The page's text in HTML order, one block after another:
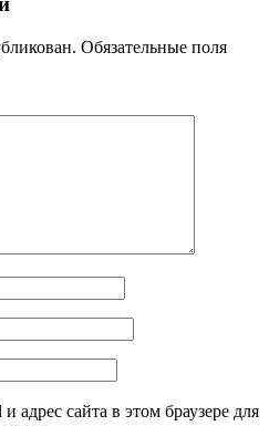
Обязательные поля
адрес сайта в этом браузере для